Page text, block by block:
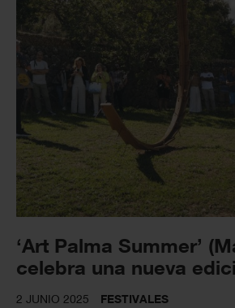
‘Art Palma Summer’
celebra una nueva
2 JUNIO 2025 FESTIVALES